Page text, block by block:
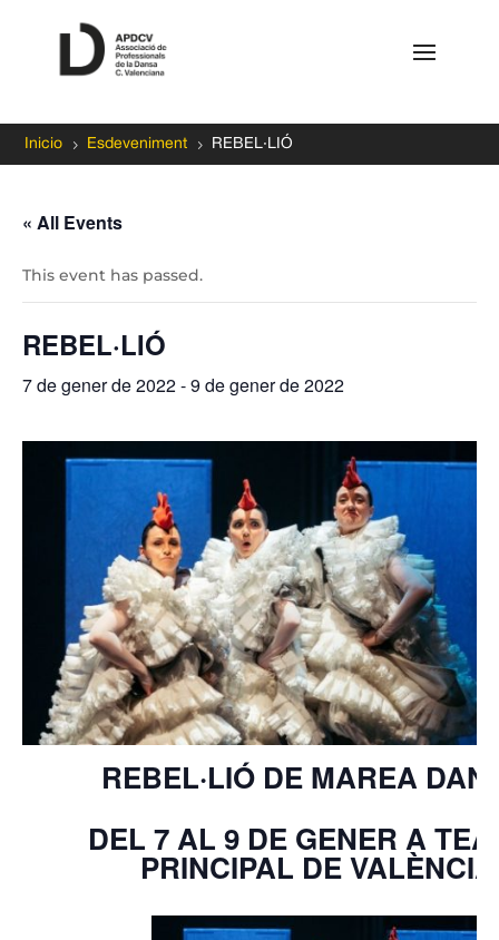
Inicio 5 Esdeveniment 5 REBEL·LIÓ
« All Events
This event has passed.
REBEL·LIÓ
7 de gener de 2022-9 de gener de 2022
REBEL·LIÓ DE MAREA
DEL 7 AL 9 DE GENER A
PRINCIPAL DE VALÈNCIA